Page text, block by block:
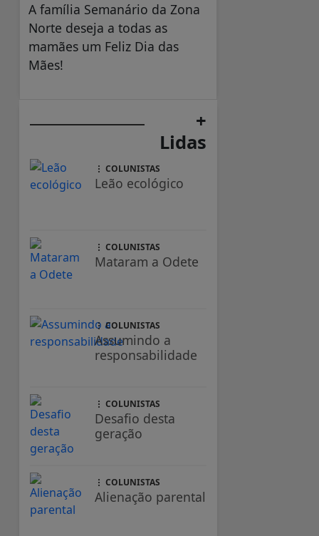
A família Semanário da Zona
Norte deseja a todas as
mamães um Feliz Dia das
Mães!
+
Lidas
COLUNISTAS
Leão ecológico
COLUNISTAS
Mataram a Odete
COLUNISTAS
Assumindo a
responsabilidade
COLUNISTAS
Desafio desta
geração
COLUNISTAS
Alienação parental